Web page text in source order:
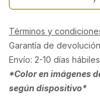
Términos y
Garantía de
Envío: 2-10 días hábiles
*Color en imágenes
según dispositivo*